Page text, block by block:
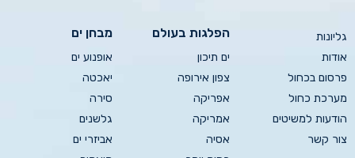
גליונות
אודות
פרסום בכחול
מערכת כחול
הודעות למשיטים
צור קשר
הפלגות בעולם
ים תיכון
צפון אירופה
אפריקה
אמריקה
אסיה
מבחן ים
אופנוע ים
יאכטה
סירה
גלשנים
אביזרי ים